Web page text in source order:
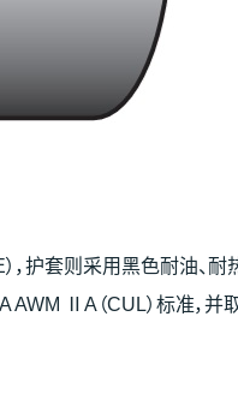
护套则采用黑色耐油、耐热
ⅡA（CUL）标准，并